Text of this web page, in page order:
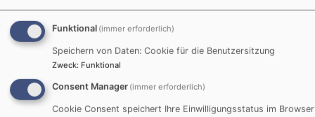
Funktional (immer erforderlich)
Speichern von Daten: Cookie für die Benutzersitzung
Zweck: Funktional
Consent Manager (immer erforderlich)
Cookie Consent speichert Ihre Einwilligungsstatus im Browser